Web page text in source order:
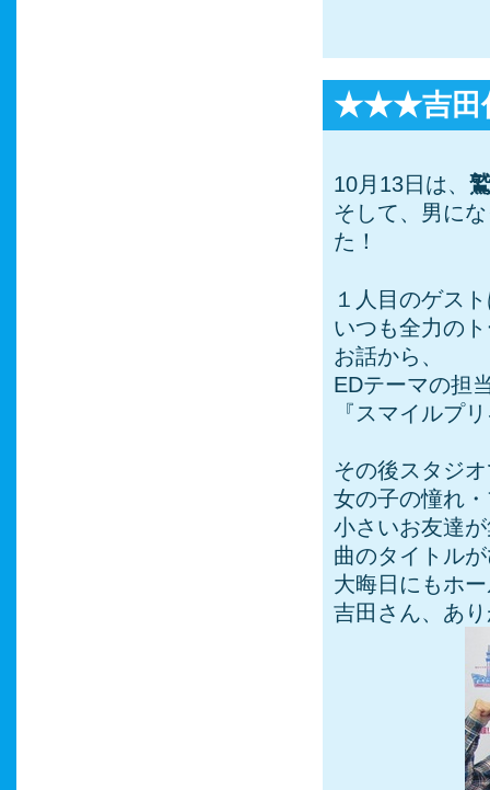
★★★吉田
10月13日は、
そして、男に
た！
１人目のゲス
いつも全力の
お話から、
EDテーマの担
『スマイルプ
その後スタジ
女の子の憧れ
小さいお友達
曲のタイトル
大晦日にもホ
吉田さん、あ